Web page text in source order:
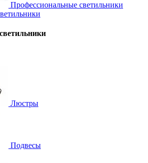
Профессиональные светильники
Люстры
Подвесы